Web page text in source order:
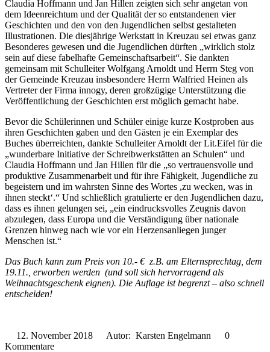
Claudia Hoffmann und Jan Hillen zeigten sich sehr angetan von
dem Ideenreichtum und der Qualität der so entstandenen vier
Geschichten und den von den Jugendlichen selbst gestalteten
Illustrationen. Die diesjährige Werkstatt in Kreuzau sei etwas ganz
Besonderes gewesen und die Jugendlichen dürften „wirklich stolz
sein auf diese fabelhafte Gemeinschaftsarbeit“. Sie dankten
gemeinsam mit Schulleiter Wolfgang Arnoldt und Herrn Steg von
der Gemeinde Kreuzau insbesondere Herrn Walfried Heinen als
Vertreter der Firma innogy, deren großzügige Unterstützung die
Veröffentlichung der Geschichten erst möglich gemacht habe.
Bevor die Schülerinnen und Schüler einige kurze Kostproben aus
ihren Geschichten gaben und den Gästen je ein Exemplar des
Buches überreichten, dankte Schulleiter Arnoldt der Lit.Eifel für die
„wunderbare Initiative der Schreibwerkstätten an Schulen“ und
Claudia Hoffmann und Jan Hillen für die „so vertrauensvolle und
produktive Zusammenarbeit und für ihre Fähigkeit, Jugendliche zu
begeistern und im wahrsten Sinne des Wortes ,zu wecken, was in
ihnen steckt‘.“ Und schließlich gratulierte er den Jugendlichen dazu,
dass es ihnen gelungen sei, „ein eindrucksvolles Zeugnis davon
abzulegen, dass Europa und die Verständigung über nationale
Grenzen hinweg nach wie vor ein Herzensanliegen junger
Menschen ist.“
Das Buch kann zum Preis von 10.- € z.B. am Elternsprechtag, dem
19.11., erworben werden (und soll sich hervorragend als
Weihnachtsgeschenk eignen). Die Auflage ist begrenzt – also schnell
entscheiden!
12. November 2018 Autor: Karsten Engelmann
0
Kommentare